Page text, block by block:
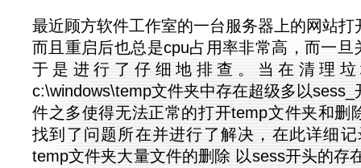
最近顾方软件工作室的一台服务器上的网站打
而且重启后也总是cpu占用率非常高，而一旦
于是进行了仔细地排查。当在清理
c:\windows\temp文件夹中存在超级多以sess_
件之多使得无法正常的打开temp文件夹和
找到了问题所在并进行了解决，在此详细
temp文件夹大量文件的删除 以sess开头的存